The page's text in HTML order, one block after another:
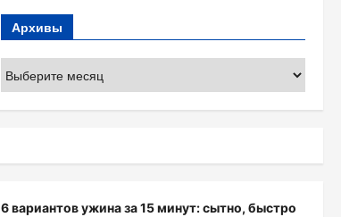
Архивы
6 вариантов ужина за 15 минут: сытно, быстро